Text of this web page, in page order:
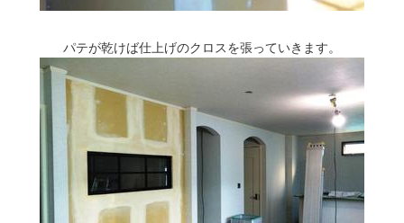
パテが乾けば仕上げのクロスを張っていきます。